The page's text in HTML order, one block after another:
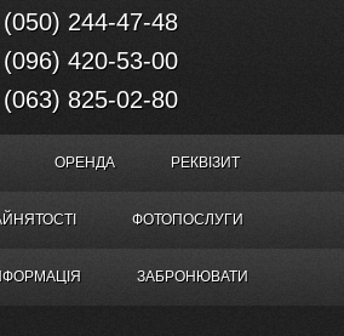
(050) 244-47-48
(096) 420-53-00
(063) 825-02-80
ОРЕНДА РЕКВІЗИТ
ФОТОПОСЛУГИ
ЗАБРОНЮВАТИ